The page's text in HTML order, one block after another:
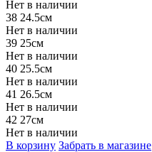
Нет в наличии
38 24.5см
Нет в наличии
39 25см
Нет в наличии
40 25.5см
Нет в наличии
41 26.5см
Нет в наличии
42 27см
Нет в наличии
В корзину Забрать в магазине